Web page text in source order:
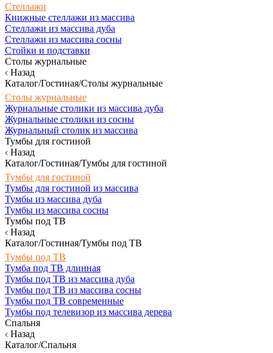
Стеллажи
Книжные стеллажи из массива
Стеллажи из массива дуба
Стеллажи из массива сосны
Стойки и подставки
Столы журнальные
Назад
Каталог/Гостиная/Столы журнальные
Столы журнальные
Журнальные столики из массива дуба
Журнальные столики из сосны
Журнальный столик из массива
Тумбы для гостиной
Назад
Каталог/Гостиная/Тумбы для гостиной
Тумбы для гостиной
Тумбы для гостиной из массива
Тумбы из массива дуба
Тумбы из массива сосны
Тумбы под ТВ
Назад
Каталог/Гостиная/Тумбы под ТВ
Тумбы под ТВ
Тумба под ТВ длинная
Тумбы под ТВ из массива дуба
Тумбы под ТВ из массива сосны
Тумбы под ТВ современные
Тумбы под телевизор из массива дерева
Спальня
Назад
Каталог/Спальня